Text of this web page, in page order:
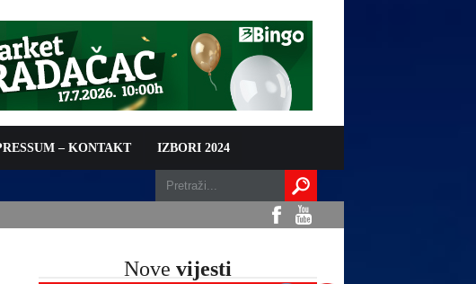
– KONTAKT IZBORI 2024
Nove vijesti